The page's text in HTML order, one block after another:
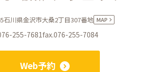
石川県金沢市大桑2丁目307番地 MAP
255-7681fax.076-255-7084
Web予約